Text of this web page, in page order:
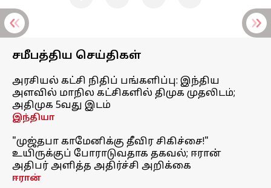
சமீபத்திய செய்திகள்
அரசியல் கட்சி நிதிப் பங்களிப்பு: இந்திய
அளவில் மாநில கட்சிகளில் திமுக முதலிடம்;
அதிமுக 5வது இடம்
இந்தியா
"முஜ்தபா காமேனிக்கு தீவிர சிகிச்சை!"
உயிருக்குப் போராடுவதாக தகவல்; ஈரான்
அதிபர் அளித்த அதிர்ச்சி அறிக்கை
ஈரான்